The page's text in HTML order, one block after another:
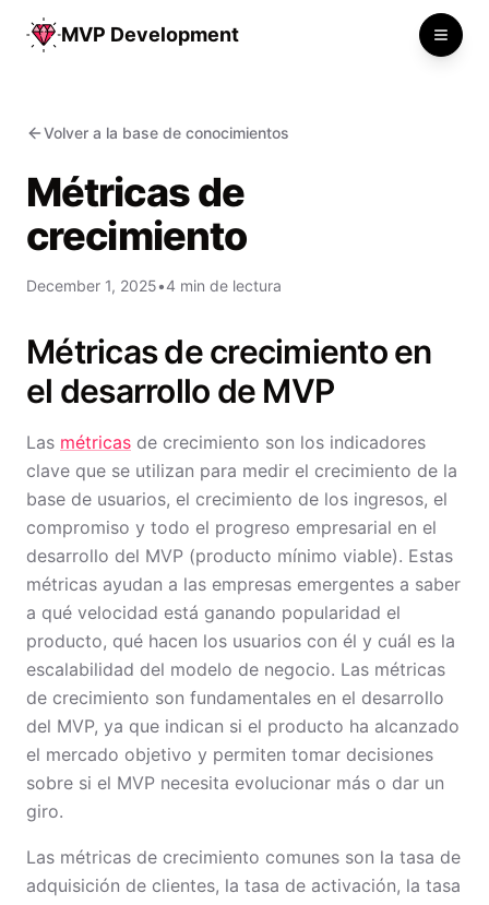
MVP Development
Volver a la base de conocimientos
Métricas de
crecimiento
December 1, 2025•4 min de lectura
Métricas de crecimiento en
el desarrollo de MVP
Las métricas de crecimiento son los indicadores
clave que se utilizan para medir el crecimiento de la
base de usuarios, el crecimiento de los ingresos, el
compromiso y todo el progreso empresarial en el
desarrollo del MVP (producto mínimo viable). Estas
métricas ayudan a las empresas emergentes a saber
a qué velocidad está ganando popularidad el
producto, qué hacen los usuarios con él y cuál es la
escalabilidad del modelo de negocio. Las métricas
de crecimiento son fundamentales en el desarrollo
del MVP, ya que indican si el producto ha alcanzado
el mercado objetivo y permiten tomar decisiones
sobre si el MVP necesita evolucionar más o dar un
giro.
Las métricas de crecimiento comunes son la tasa de
adquisición de clientes, la tasa de activación, la tasa